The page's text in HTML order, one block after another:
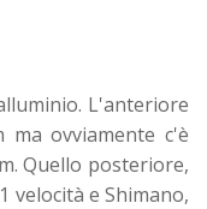
L'anteriore
ovviamente c'è
Quello posteriore,
velocità e Shimano,